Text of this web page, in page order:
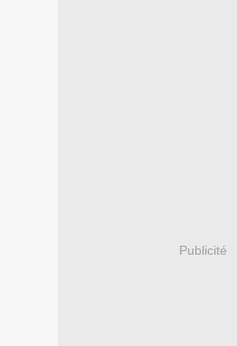
Publicité